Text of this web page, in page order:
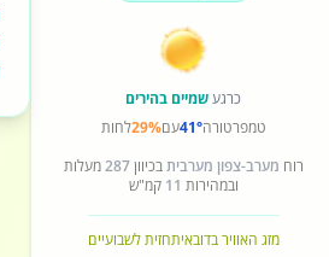
כרגעשמיים בהירים
טמפרטורה41°עם29%לחות
רוח מערב-צפון מערביתבכיוון287מעלות
ובמהירות 11 קמ"ש
מזג האוויר בדובאיתחזית לשבועיים